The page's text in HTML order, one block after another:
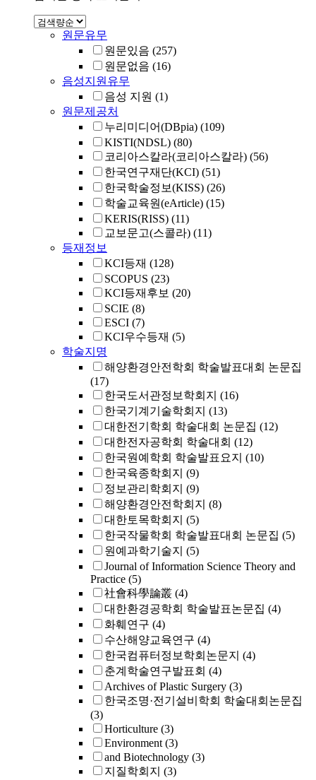
원문유무
원문있음 (257)
원문없음 (16)
음성지원유무
음성 지원 (1)
원문제공처
누리미디어(DBpia) (109)
KISTI(NDSL) (80)
코리아스칼라(코리아스칼라) (56)
한국연구재단(KCI) (51)
한국학술정보(KISS) (26)
학술교육원(eArticle) (15)
KERIS(RISS) (11)
교보문고(스콜라) (11)
등재정보
KCI등재 (128)
SCOPUS (23)
KCI등재후보 (20)
SCIE (8)
ESCI (7)
KCI우수등재 (5)
학술지명
해양환경안전학회 학술발표대회 논문집
(17)
한국도서관정보학회지 (16)
한국기계기술학회지 (13)
대한전기학회 학술대회 논문집 (12)
대한전자공학회 학술대회 (12)
한국원예학회 학술발표요지 (10)
한국육종학회지 (9)
정보관리학회지 (9)
해양환경안전학회지 (8)
대한토목학회지 (5)
한국작물학회 학술발표대회 논문집 (5)
원예과학기술지 (5)
Journal of Information Science Theory and
Practice (5)
社會科學論叢 (4)
대한환경공학회 학술발표논문집 (4)
화훼연구 (4)
수산해양교육연구 (4)
한국컴퓨터정보학회논문지 (4)
춘계학술연구발표회 (4)
Archives of Plastic Surgery (3)
한국조명·전기설비학회 학술대회논문집
(3)
Horticulture (3)
Environment (3)
and Biotechnology (3)
지질학회지 (3)